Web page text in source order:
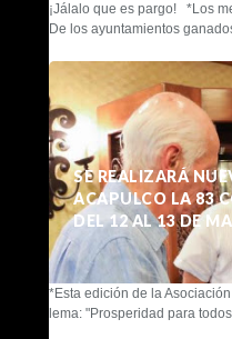
¡Jálalo que es pargo! *Los
De los ayuntamientos
SE REALIZARÁ
ACAPULCO LA 83
DEL 12 AL 13 DE
*Esta edición de la
lema: "Prosperidad para